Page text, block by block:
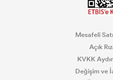
Mesafeli
Açık
KVKK
Değişim ve